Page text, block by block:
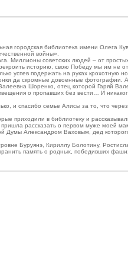
городская библиотека имени Олега
войны».
Миллионы советских людей – от
историю, свою Победу мы им не
успев подержать на руках крохотную
да скромные довоенные фотографии.
Шоренко, отец которой Гаряй
о пропавших без вести… И
и спасибо семье Алисы за то, что
приходили в библиотеку и
рассказать о первом муже моей
Думы Александром Ваховым, дед
Буруянэ, Кириллу Болотину,
память о родных, победивших